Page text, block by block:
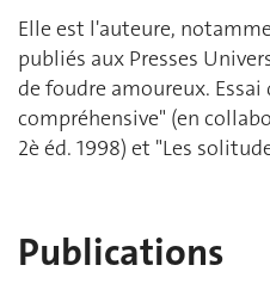
Elle est l'auteure,
publiés aux Presses
de foudre amoureux.
compréhensive" (en
2è éd. 1998) et "Les
Publications